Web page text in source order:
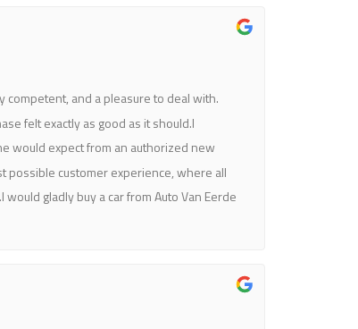
and a pleasure to deal with.
felt exactly as good as it should.I
would expect from an authorized new
possible customer experience, where all
gladly buy a car from Auto Van Eerde